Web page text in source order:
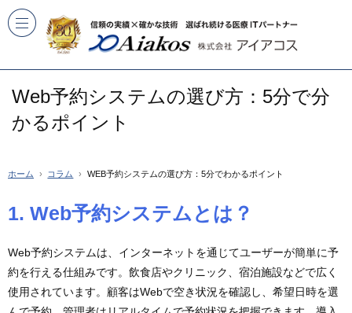
Web予約システムの選び方：5分で分
かるポイント
ホーム コラム WEB予約システムの選び方：5分でわかるポイント
1. Web予約システムとは？
Web予約システムは、インターネットを通じてユーザーが簡単に予
約を行える仕組みです。飲食店やクリニック、宿泊施設などで広く
使用されています。顧客はWebで空き状況を確認し、希望日時を選